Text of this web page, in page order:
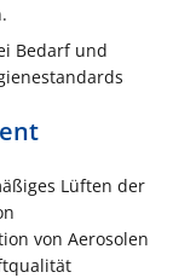
Bedarf und
Lüften der
von Aerosolen